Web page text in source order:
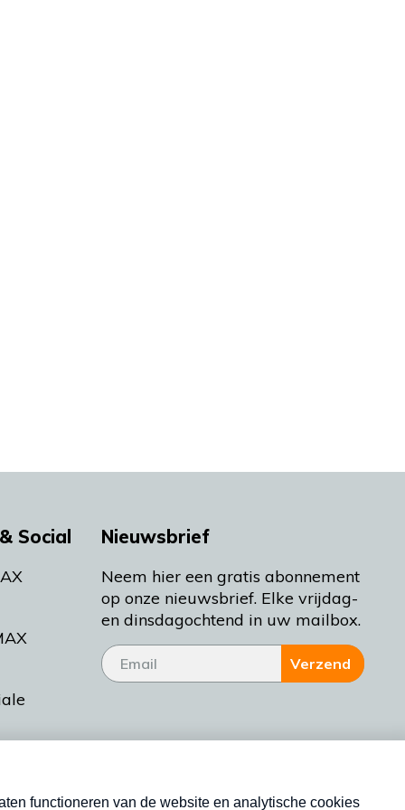
Social Nieuwsbrief
Neem hier een gratis abonnement
op onze nieuwsbrief. Elke vrijdag-
en dinsdagochtend in uw mailbox.
Verzend